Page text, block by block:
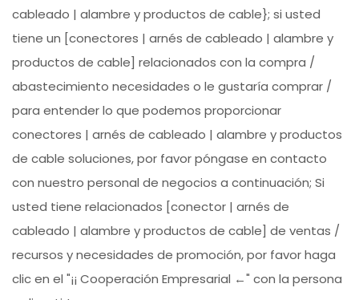
cableado | alambre y productos de cable}; si usted
tiene un [conectores | arnés de cableado | alambre y
productos de cable] relacionados con la compra /
abastecimiento necesidades o le gustaría comprar /
para entender lo que podemos proporcionar
conectores | arnés de cableado | alambre y productos
de cable soluciones, por favor póngase en contacto
con nuestro personal de negocios a continuación; Si
usted tiene relacionados [conector | arnés de
cableado | alambre y productos de cable] de ventas /
recursos y necesidades de promoción, por favor haga
clic en el "¡¡ Cooperación Empresarial ←" con la persona